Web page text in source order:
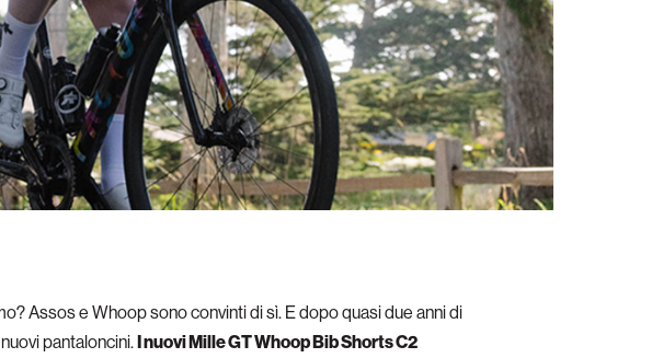
Assos e Whoop sono convinti di sì. E dopo quasi due anni di
pantaloncini.I nuovi Mille GT Whoop Bib Shorts C2